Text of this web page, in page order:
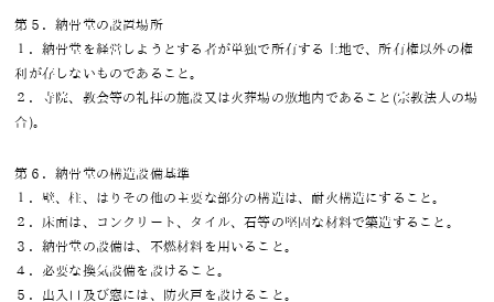
第５．納骨堂の設置場所
１．納骨堂を経営しようとする者が単独で所有する土地で、所有権以外の権
利が存しないものであること。
２．寺院、教会等の礼拝の施設又は火葬場の敷地内であること(宗教法人の場
合)。
第６．納骨堂の構造設備基準
１．壁、柱、はりその他の主要な部分の構造は、耐火構造にすること。
２．床面は、コンクリート、タイル、石等の堅固な材料で築造すること。
３．納骨堂の設備は、不燃材料を用いること。
４．必要な換気設備を設けること。
５．出入口及び窓には、防火戸を設けること。